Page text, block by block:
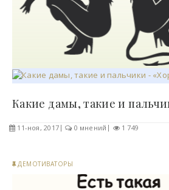
11-ноя, 2017 0 мнений 1 749
ДЕМОТИВАТОРЫ